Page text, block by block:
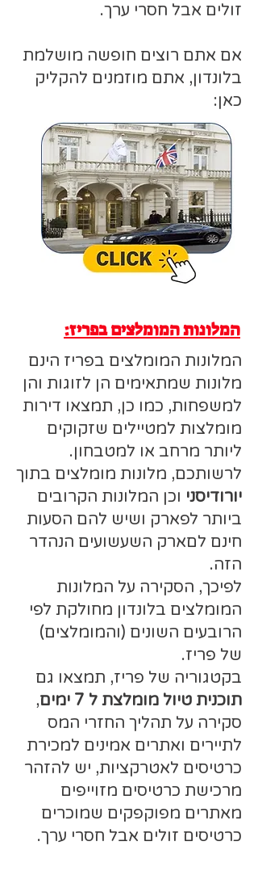
זולים אבל חסרי ערך.
אם אתם רוצים חופשה מושלמת
בלונדון, אתם מוזמנים להקליק
כאן:
המלונות המומלצים בפריז:
המלונות המומלצים בפריז הינם
מלונות שמתאימים הן לזוגות והן
למשפחות, כמו כן, תמצאו דירות
מומלצות למטיילים שזקוקים
ליותר מרחב או למטבחון.
לרשותכם, מלונות מומלצים בתוך
יורודיסני וכן המלונות הקרובים
ביותר לפארק ושיש להם הסעות
חינם לםארק השעשועים הנהדר
הזה.
לפיכך, הסקירה על המלונות
המומלצים בלונדון מחולקת לפי
הרובעים השונים (והמומלצים)
של פריז.
בקטגוריה של פריז, תמצאו גם
תוכנית טיול מומלצת ל 7 ימים
,
סקירה על תהליך החזרי המס
לתיירים ואתרים אמינים למכירת
כרטיסים לאטרקציות, יש להזהר
מרכישת כרטיסים מזוייפים
מאתרים מפוקפקים שמוכרים
כרטיסים זולים אבל חסרי ערך.